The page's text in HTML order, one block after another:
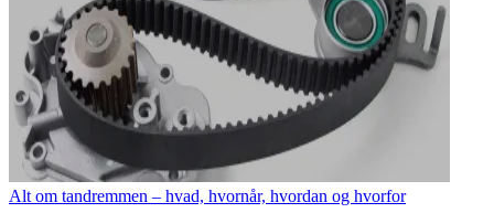
Alt om tandremmen – hvad, hvornår, hvordan og hvorfor